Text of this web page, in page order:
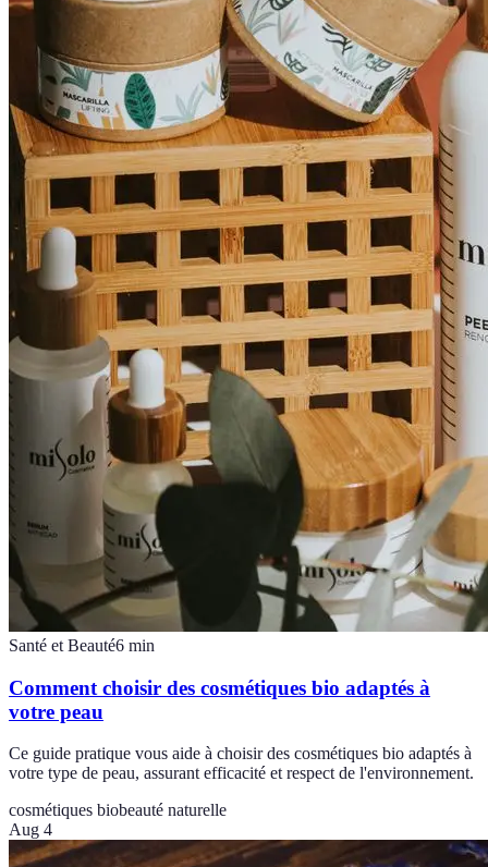
Santé et Beauté6 min
Comment choisir des cosmétiques bio adaptés à
votre peau
Ce guide pratique vous aide à choisir des cosmétiques bio adaptés à
votre type de peau, assurant efficacité et respect de l'environnement.
cosmétiques biobeauté naturelle
Aug 4